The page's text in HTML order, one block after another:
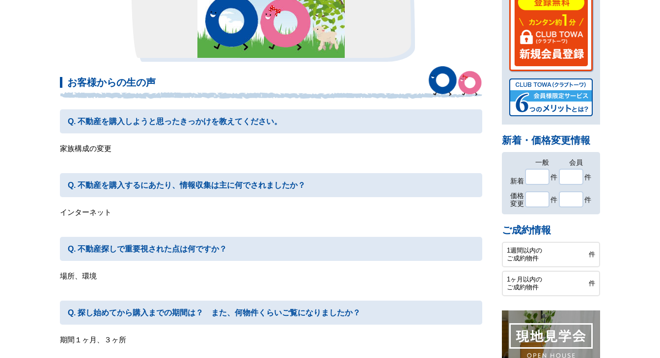
お客様からの生の声
不動産を購入しようと思ったきっかけを教えてください。
家族構成の変更
不動産を購入するにあたり、情報収集は主に何でされましたか？
インターネット
不動産探しで重要視された点は何ですか？
場所、環境
探し始めてから購入までの期間は？ また、何物件くらいご覧になりましたか？
期間１ヶ月、３ヶ所
新着・価格変更情報
一般 会員
新着
件 件
価格
変更
件 件
ご成約情報
1週間以内の
ご成約物件
件
1ヶ月以内の
ご成約物件
件